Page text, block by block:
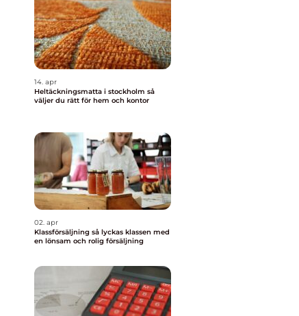
14. apr
Heltäckningsmatta i stockholm så
väljer du rätt för hem och kontor
02. apr
Klassförsäljning så lyckas klassen med
en lönsam och rolig försäljning